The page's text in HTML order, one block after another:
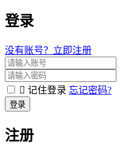
登录
没有账号？立即注册
记住登录 忘记密码?
登录
注册